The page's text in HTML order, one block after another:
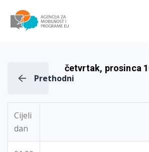
Prethodni
četvrtak, prosinca
Cijeli
dan